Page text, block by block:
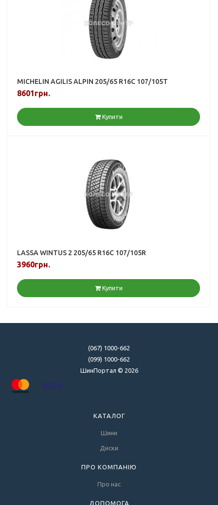
MICHELIN AGILIS ALPIN 205/65 R16С 107/105T
8601грн.
Купити
LASSA WINTUS 2 205/65 R16C 107/105R
3960грн.
Купити
(067) 1000-662
(099) 1000-662
ШинПортал © 2026
КАТАЛОГ
Шини
Диски
ПРО КОМПАНІЮ
Про нас
ДОПОМОГА